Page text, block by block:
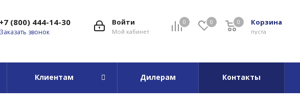
0 0 Корзина
пуста
0
Войти
Мой кабинет
+7 (800) 444-14-30
Заказать звонок
Клиентам Дилерам Контакты